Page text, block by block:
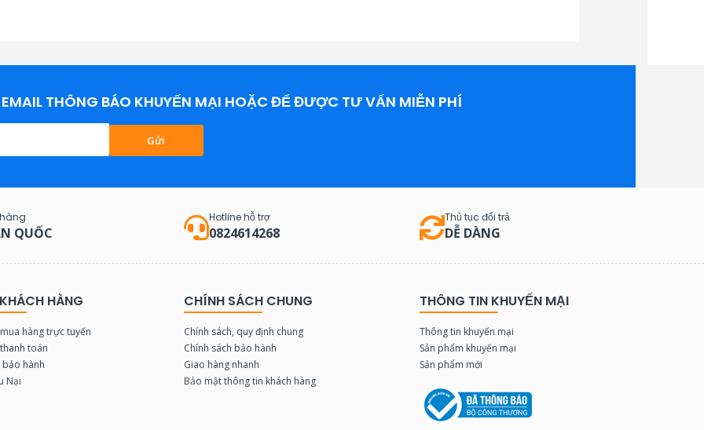
THÔNG BÁO KHUYẾN MẠI HOẶC ĐỂ ĐƯỢC TƯ VẤN MIỄN PHÍ
Gửi
QUỐC
Hotline hỗ trợ
0824614268
Thủ tục đổi trả
DỄ DÀNG
HÀNG
hàng trực tuyến
toán
bảo hành
Nại
CHÍNH SÁCH CHUNG
Chính sách, quy định chung
Chính sách bảo hành
Giao hàng nhanh
Bảo mật thông tin khách hàng
THÔNG TIN KHUYẾN MẠI
Thông tin khuyến mại
Sản phẩm khuyến mại
Sản phẩm mới